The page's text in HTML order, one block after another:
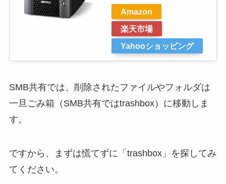
Amazon
楽天市場
Yahooショッピング
SMB共有では、削除されたファイルやフォルダは
一旦ごみ箱（SMB共有ではtrashbox）に移動しま
す。
ですから、まずは慌てずに「trashbox」を探してみ
てください。